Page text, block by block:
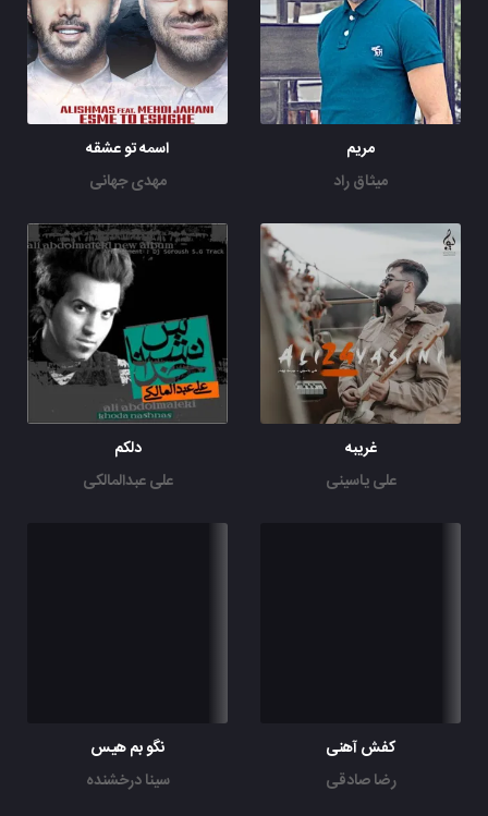
مریم
میثاق راد
اسمه تو عشقه
مهدی جهانی
غریبه
علی یاسینی
دلکم
علی عبدالمالکی
کفش آهنی
رضا صادقی
نگو بم هیس
سینا درخشنده